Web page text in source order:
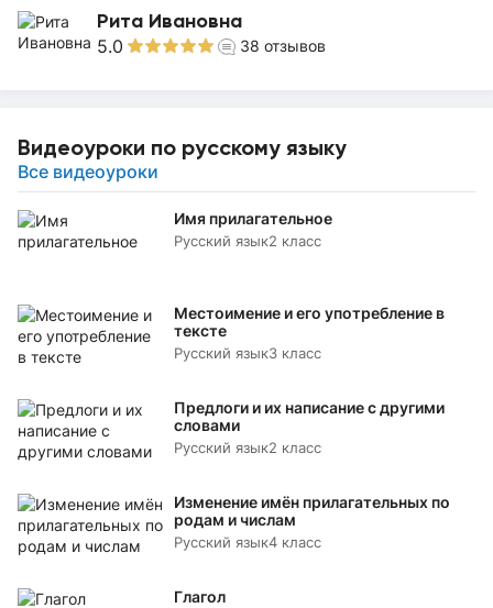
Рита Ивановна
5.0 38 отзывов
Видеоуроки по русскому языку
Все видеоуроки
Имя прилагательное
Русский язык2 класс
Местоимение и его употребление в
тексте
Русский язык3 класс
Предлоги и их написание с другими
словами
Русский язык2 класс
Изменение имён прилагательных по
родам и числам
Русский язык4 класс
Глагол